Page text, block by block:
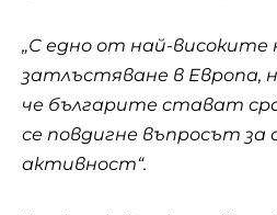
„С едно от най-високите
затлъстяване в Европа,
че българите стават
се повдигне въпросът за
активност“.